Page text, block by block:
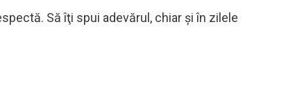
Să îţi spui adevărul, chiar şi în zilele